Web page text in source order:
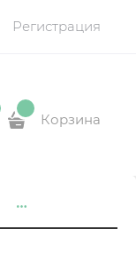
Регистрация
Корзина